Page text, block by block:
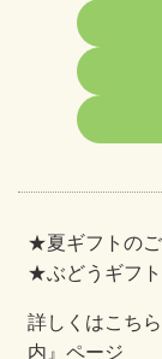
★夏ギフトのご
★ぶどうギフト
詳しくはこち
内』ページ